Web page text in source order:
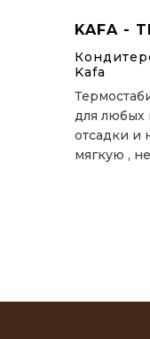
KAFA -
Kafa
для любых
отсадки и
мягкую ,